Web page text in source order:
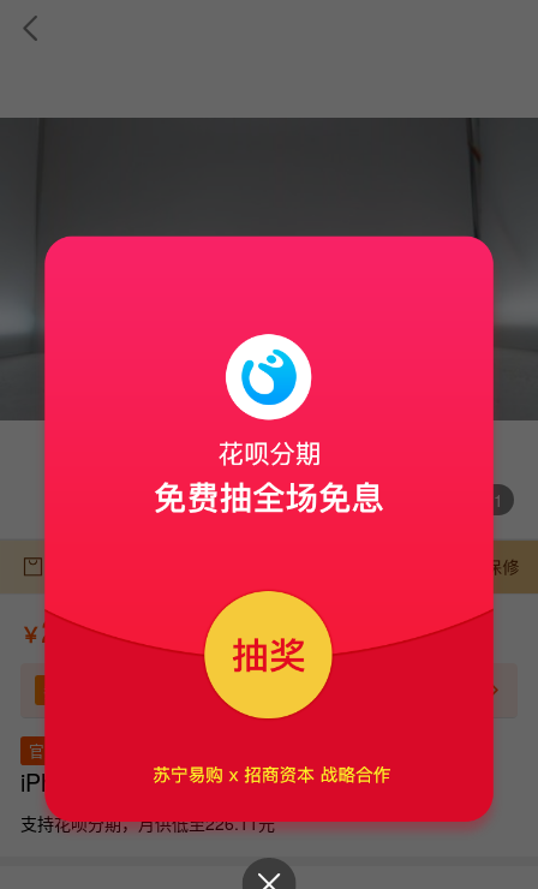
真机实拍 /11
￥
官方质检
iPhone 14 Plus
支持花呗分期，月供低至226.11元